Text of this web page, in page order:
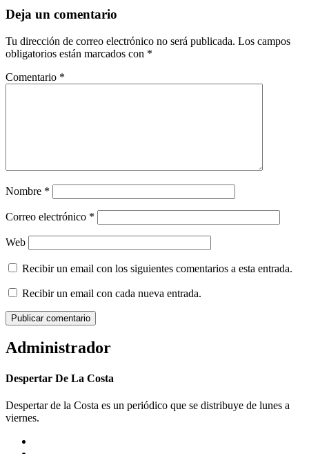
Deja un comentario
Tu dirección de correo electrónico no será publicada. Los campos
obligatorios están marcados con *
Comentario *
Nombre *
Correo electrónico *
Web
Recibir un email con los siguientes comentarios a esta entrada.
Recibir un email con cada nueva entrada.
Administrador
Despertar De La Costa
Despertar de la Costa es un periódico que se distribuye de lunes a
viernes.